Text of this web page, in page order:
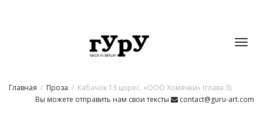
Главная Проза
Кабачок 13 цорес. «ООО Хомячки» (глава 3)
Вы можете отправить нам свои тексты
contact@guru-art.com